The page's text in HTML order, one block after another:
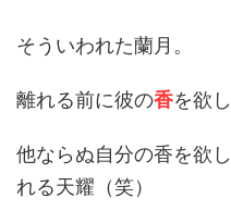
そういわれた蘭月。
離れる前に彼の香を欲
他ならぬ自分の香を欲
れる天耀（笑）